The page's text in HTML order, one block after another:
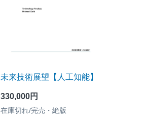
未来技術展望【人工知能】
330,000円
在庫切れ/完売・絶版